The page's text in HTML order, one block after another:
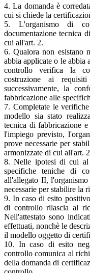
4. La domanda è
cui si chiede la
5. L'organismo di
documentazione tecnica
cui all'art. 2.
6. Qualora non esistano
abbia applicate o le abbia
controllo verifica la
costruzione ai
successivamente, la
fabbricazione alle
7. Completate le
modello sia stato
tecnica di fabbricazione
l'impiego previsto,
prove necessarie per
armonizzate di cui all'art.
8. Nelle ipotesi di cui al
specifiche teniche di
all'allegato II,
necessarie per stabilire la
9. In caso di esito
di controllo rilascia al
Nell'attestato sono
effettuati, nonchè le
il modello oggetto di
10. In caso di esito
controllo comunica al
della domanda di